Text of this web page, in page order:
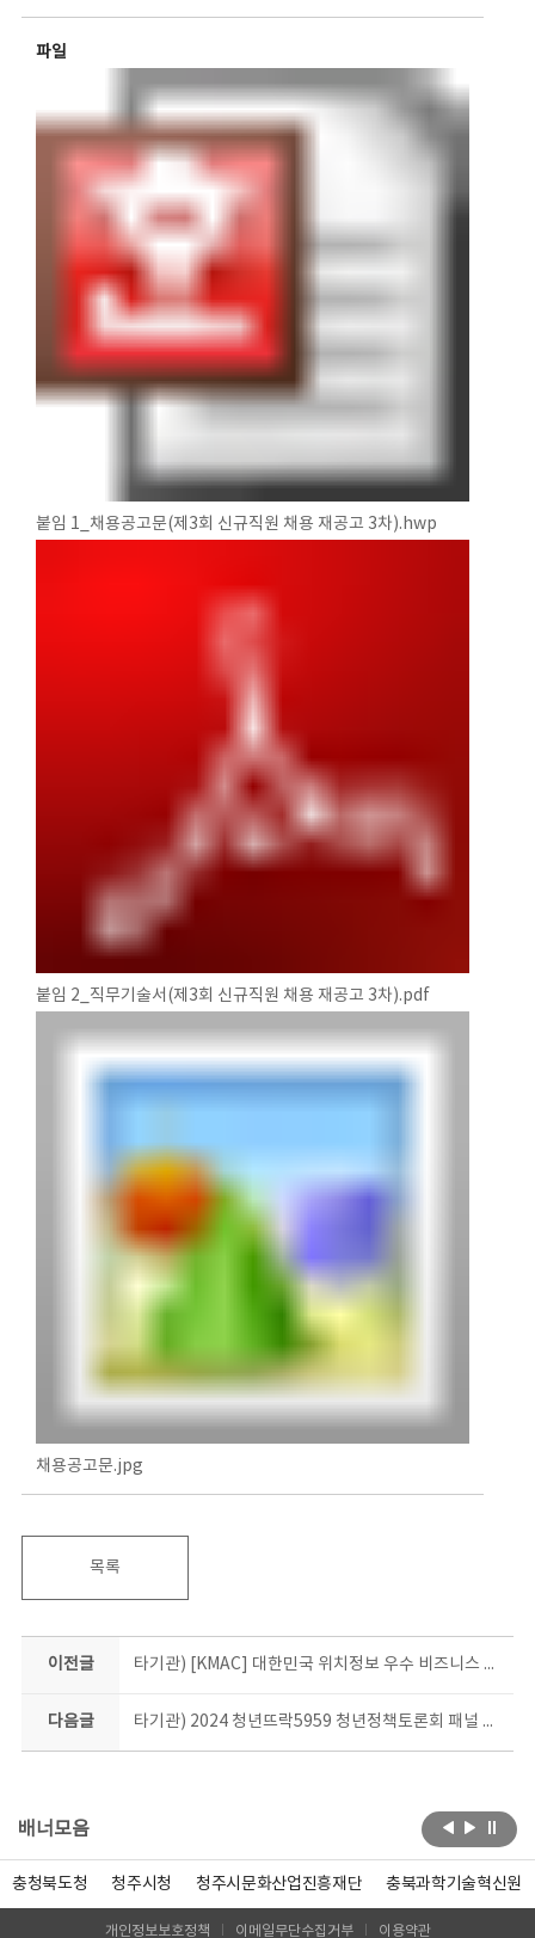
파일
붙임 1_채용공고문(제3회 신규직원 채용 재공고 3차).hwp
붙임 2_직무기술서(제3회 신규직원 채용 재공고 3차).pdf
채용공고문.jpg
목록
이전글 타기관) [KMAC] 대한민국 위치정보 우수 비즈니스 모델 발굴 프로젝트 공고
다음글 타기관) 2024 청년뜨락5959 청년정책토론회 패널 모집
배너모음
충청북도청 청주시청 청주시문화산업진흥재단 충북과학기술혁신원
개인정보보호정책 이메일무단수집거부 이용약관